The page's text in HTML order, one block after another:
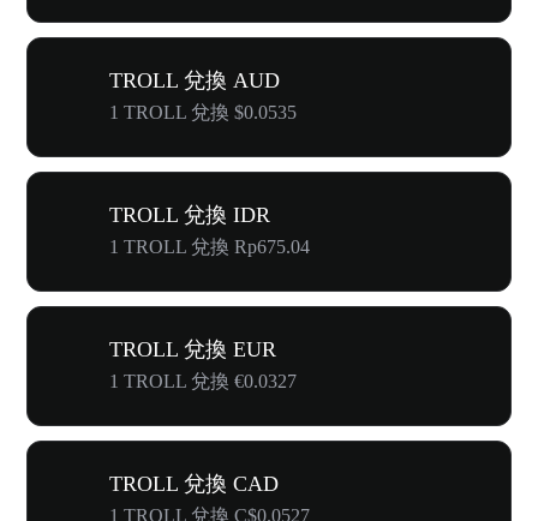
TROLL 兌換 AUD
1 TROLL 兌換 $0.0535
TROLL 兌換 IDR
1 TROLL 兌換 Rp675.04
TROLL 兌換 EUR
1 TROLL 兌換 €0.0327
TROLL 兌換 CAD
1 TROLL 兌換 C$0.0527